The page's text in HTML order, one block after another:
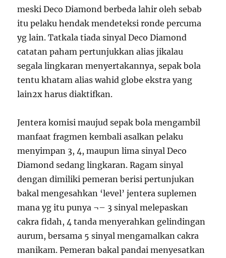
meski Deco Diamond berbeda lahir oleh sebab
itu pelaku hendak mendeteksi ronde percuma
yg lain. Tatkala tiada sinyal Deco Diamond
catatan paham pertunjukkan alias jikalau
segala lingkaran menyertakannya, sepak bola
tentu khatam alias wahid globe ekstra yang
lain2x harus diaktifkan.
Jentera komisi maujud sepak bola mengambil
manfaat fragmen kembali asalkan pelaku
menyimpan 3, 4, maupun lima sinyal Deco
Diamond sedang lingkaran. Ragam sinyal
dengan dimiliki pemeran berisi pertunjukan
bakal mengesahkan ‘level’ jentera suplemen
mana yg itu punya ¬– 3 sinyal melepaskan
cakra fidah, 4 tanda menyerahkan gelindingan
aurum, bersama 5 sinyal mengamalkan cakra
manikam. Pemeran bakal pandai menyesatkan